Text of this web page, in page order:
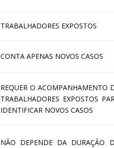
TRABALHADORES EXPOSTOS
CONTA APENAS NOVOS CASOS
REQUER O ACOMPANHAMENTO
TRABALHADORES EXPOSTOS
IDENTIFICAR NOVOS CASOS
NÃO DEPENDE DA DURAÇÃO